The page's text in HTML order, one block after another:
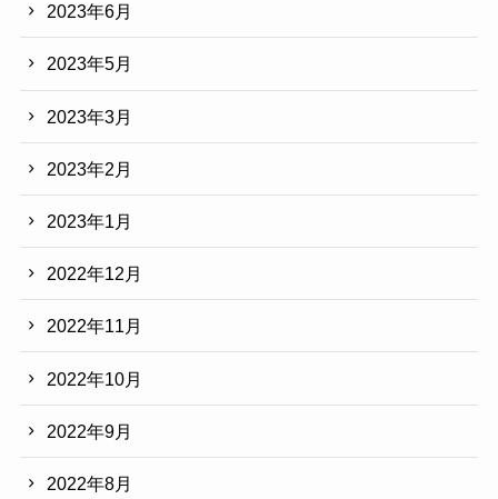
2023年6月
2023年5月
2023年3月
2023年2月
2023年1月
2022年12月
2022年11月
2022年10月
2022年9月
2022年8月